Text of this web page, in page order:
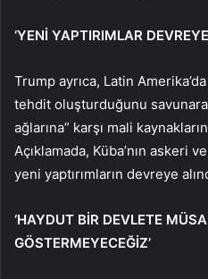
‘YENİ YAPTIRIMLAR
Trump ayrıca, Latin
tehdit oluşturduğunu
ağlarına” karşı mali
Açıklamada, Küba’nın askeri
yeni yaptırımların devreye
‘HAYDUT BİR DEVLETE
GÖSTERMEYECEĞİZ’